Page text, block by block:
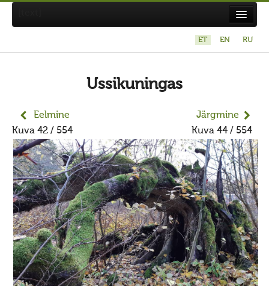
Põhikiri
Aastaaruanded
Kuidas liituda kojaga?
Maavalla Koja juhtimine
Kohalikud kojad
Avaldused
Jumiõie jutud
ET EN RU
Ussikuningas
Eelmine
Kuva 42 / 554
Järgmine
Kuva 44 / 554